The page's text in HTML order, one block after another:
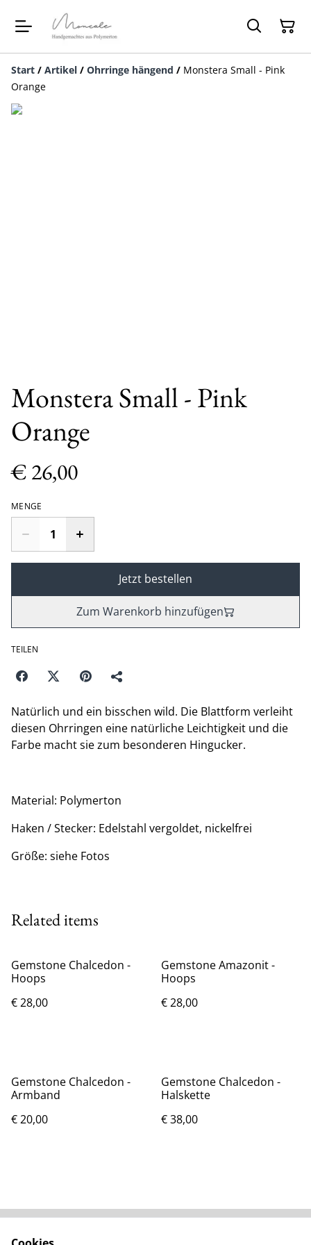
Start / Artikel / Ohrringe hängend / Monstera Small - Pink
Orange
Monstera Small - Pink
Orange
€ 26,00
MENGE
Jetzt bestellen
Zum Warenkorb hinzufügen
TEILEN
Natürlich und ein bisschen wild. Die Blattform verleiht
diesen Ohrringen eine natürliche Leichtigkeit und die
Farbe macht sie zum besonderen Hingucker.
Material: Polymerton
Haken / Stecker: Edelstahl vergoldet, nickelfrei
Größe: siehe Fotos
Related items
Gemstone Chalcedon -
Hoops
€ 28,00
Gemstone Amazonit -
Hoops
€ 28,00
Gemstone Chalcedon -
Armband
€ 20,00
Gemstone Chalcedon -
Halskette
€ 38,00